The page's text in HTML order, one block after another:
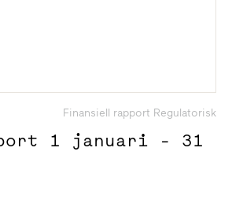
Finansiell rapport Regulatorisk
1 januari - 31